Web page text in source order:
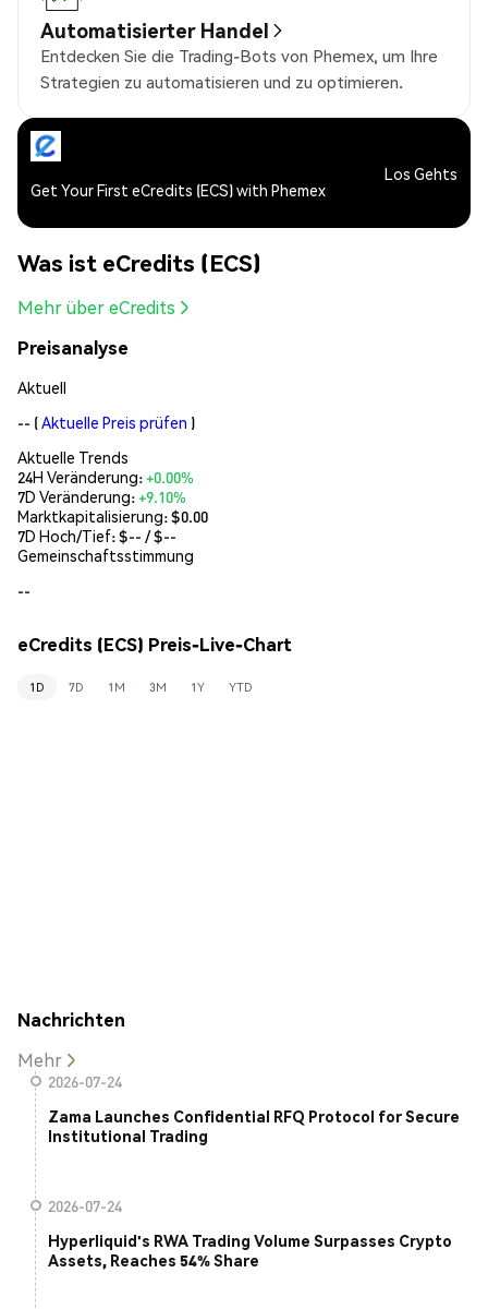
Automatisierter Handel
Entdecken Sie die Trading-Bots von Phemex, um Ihre
Strategien zu automatisieren und zu optimieren.
Get Your First eCredits (ECS) with Phemex
Los Gehts
Was ist eCredits (ECS)
Mehr über eCredits
Preisanalyse
Aktuell
-- (Aktuelle Preis prüfen )
Aktuelle Trends
24H Veränderung:+0.00%
7D Veränderung:+9.10%
Marktkapitalisierung:$0.00
7D Hoch/Tief: $-- / $--
Gemeinschaftsstimmung
--
eCredits (ECS) Preis-Live-Chart
1D 7D 1M 3M 1Y YTD
Nachrichten
Mehr
2026-07-24
Zama Launches Confidential RFQ Protocol for Secure
Institutional Trading
2026-07-24
Hyperliquid's RWA Trading Volume Surpasses Crypto
Assets, Reaches 54% Share